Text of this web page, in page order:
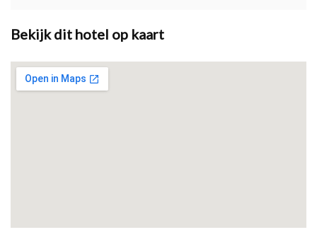
Bekijk dit hotel op kaart